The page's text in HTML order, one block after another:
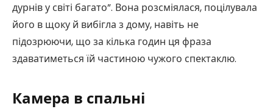
дурнів у світі багато”. Вона розсміялася, поцілувала
його в щоку й вибігла з дому, навіть не
підозрюючи, що за кілька годин ця фраза
здаватиметься їй частиною чужого спектаклю.
Камера в спальні